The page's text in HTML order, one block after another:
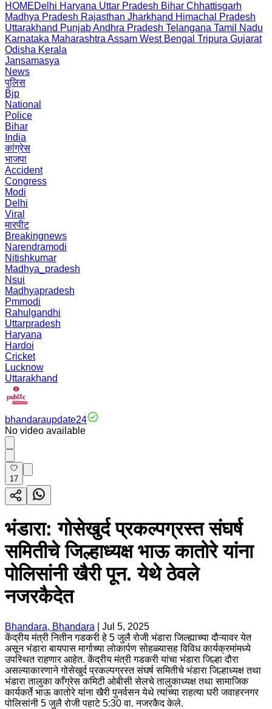
HOMEDelhi Haryana Uttar Pradesh Bihar Chhattisgarh
Madhya Pradesh Rajasthan Jharkhand Himachal Pradesh
Uttarakhand PunjabAndhra Pradesh Telangana Tamil Nadu
Karnataka Maharashtra Assam West Bengal Tripura Gujarat
Odisha Kerala
Jansamasya
News
पुलिस
Bjp
National
Police
Bihar
India
कांग्रेस
भाजपा
Accident
Congress
Modi
Delhi
Viral
मारपीट
Breakingnews
Narendramodi
Nitishkumar
Madhya_pradesh
Nsui
Madhyapradesh
Pmmodi
Rahulgandhi
Uttarpradesh
Haryana
Hardoi
Cricket
Lucknow
Uttarakhand
bhandaraupdate24
No video available
17
भंडारा: गोसेखुर्द प्रकल्पग्रस्त संघर्ष
समितीचे जिल्हाध्यक्ष भाऊ कातोरे यांना
पोलिसांनी खैरी पून. येथे ठेवले
नजरकैदेत
Bhandara, Bhandara
Jul 5, 2025
केंद्रीय मंत्री नितीन गडकरी हे 5 जुलै रोजी भंडारा जिल्ह्याच्या दौऱ्यावर येत
असून भंडारा बायपास मार्गाच्या लोकार्पण सोहळ्यासह विविध कार्यक्रमांमध्ये
उपस्थित राहणार आहेत. केंद्रीय मंत्री गडकरी यांचा भंडारा जिल्हा दौरा
असल्याकारणाने गोसेखुर्द प्रकल्पग्रस्त संघर्ष समितीचे भंडारा जिल्हाध्यक्ष तथा
भंडारा तालुका काँग्रेस कमिटी ओबीसी सेलचे तालुकाध्यक्ष तथा सामाजिक
कार्यकर्ते भाऊ कातोरे यांना खैरी पुनर्वसन येथे त्यांच्या राहत्या घरी जवाहरनगर
पोलिसांनी 5 जुलै रोजी पहाटे 5:30 वा. नजरकैद केले.